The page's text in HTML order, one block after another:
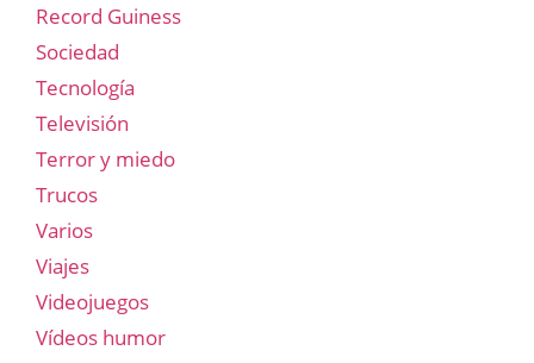
Record Guiness
Sociedad
Tecnología
Televisión
Terror y miedo
Trucos
Varios
Viajes
Videojuegos
Vídeos humor